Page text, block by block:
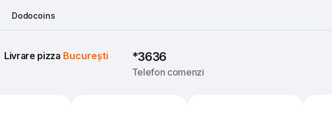
Dodocoins
Livrare pizza București *3636
Telefon comenzi